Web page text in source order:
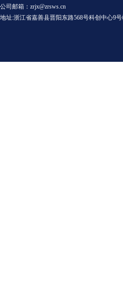
公司邮箱：zrjx@zrsws.cn
地址:浙江省嘉善县晋阳东路568号科创中心9